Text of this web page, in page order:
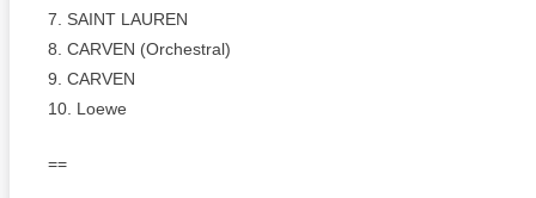
7. SAINT LAUREN
8. CARVEN (Orchestral)
9. CARVEN
10. Loewe
==